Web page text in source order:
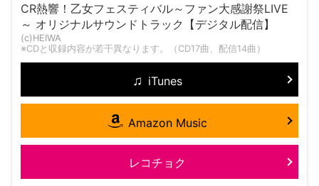
CR熱響！乙女フェスティバル～ファン大感謝祭LIVE
～ オリジナルサウンドトラック【デジタル配信】
(c)HEIWA
※CDと収録内容が若干異なります。（CD17曲、配信14曲）
iTunes
Amazon Music
レコチョク